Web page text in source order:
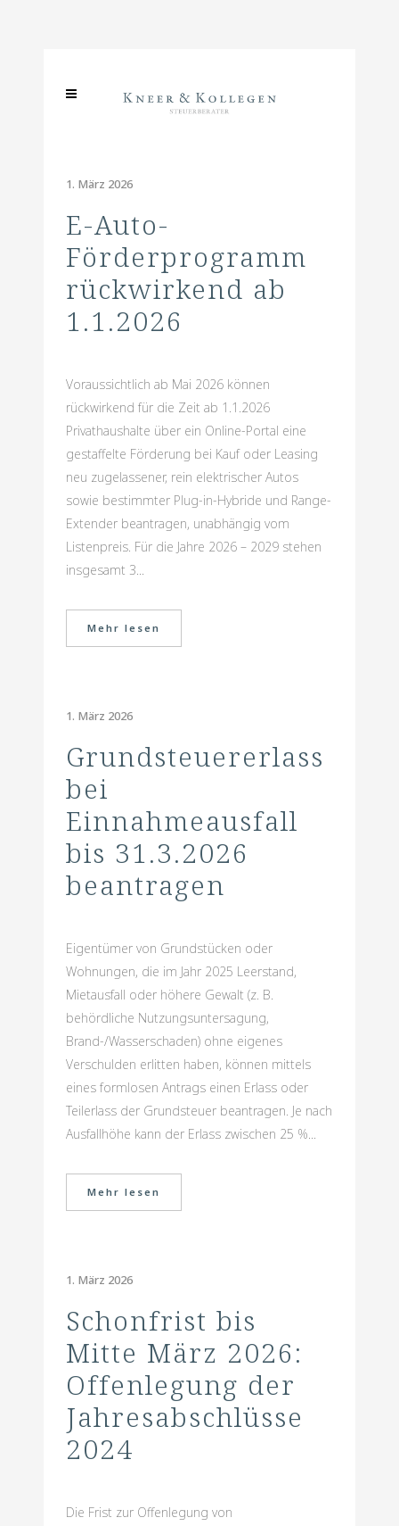
1. März 2026
E-Auto-
Förderprogramm
rückwirkend ab
1.1.2026
Voraussichtlich ab Mai 2026 können
rückwirkend für die Zeit ab 1.1.2026
Privathaushalte über ein Online-Portal eine
gestaffelte Förderung bei Kauf oder Leasing
neu zugelassener, rein elektrischer Autos
sowie bestimmter Plug-in-Hybride und Range-
Extender beantragen, unabhängig vom
Listenpreis. Für die Jahre 2026 – 2029 stehen
insgesamt 3...
Mehr lesen
1. März 2026
Grundsteuererlass
bei
Einnahmeausfall
bis 31.3.2026
beantragen
Eigentümer von Grundstücken oder
Wohnungen, die im Jahr 2025 Leerstand,
Mietausfall oder höhere Gewalt (z. B.
behördliche Nutzungsuntersagung,
Brand-/Wasserschaden) ohne eigenes
Verschulden erlitten haben, können mittels
eines formlosen Antrags einen Erlass oder
Teilerlass der Grundsteuer beantragen. Je nach
Ausfallhöhe kann der Erlass zwischen 25 %...
Mehr lesen
1. März 2026
Schonfrist bis
Mitte März 2026:
Offenlegung der
Jahresabschlüsse
2024
Die Frist zur Offenlegung von